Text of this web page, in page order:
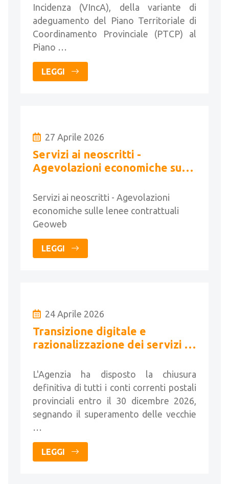
Incidenza (VIncA), della variante di
adeguamento del Piano Territoriale di
Coordinamento Provinciale (PTCP) al
Piano …
LEGGI
27 Aprile 2026
Servizi ai neoscritti -
Agevolazioni economiche sulle
Servizi ai neoscritti - Agevolazioni
economiche sulle lenee contrattuali
Geoweb
LEGGI
24 Aprile 2026
Transizione digitale e
razionalizzazione dei servizi di
L'Agenzia ha disposto la chiusura
definitiva di tutti i conti correnti postali
provinciali entro il 30 dicembre 2026,
segnando il superamento delle vecchie
…
LEGGI